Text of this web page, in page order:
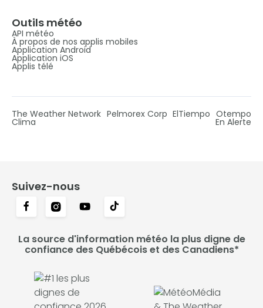
Outils météo
API météo
À propos de nos applis mobiles
Application Android
Application iOS
Applis télé
The Weather Network Pelmorex Corp ElTiempo Otempo
Clima En Alerte
Suivez-nous
La source d'information météo la plus digne de
confiance des Québécois et des Canadiens*